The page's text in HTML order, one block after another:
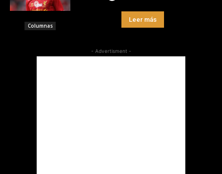
Columnas
Leer más
- Advertisment -